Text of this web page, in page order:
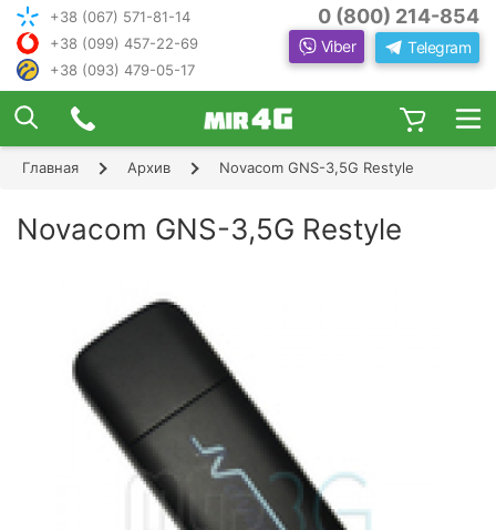
+38 (067) 571-81-14
+38 (099) 457-22-69
+38 (093) 479-05-17
0 (800) 214-854
Viber Telegram
Главная Архив Novacom GNS-3,5G Restyle
Novacom GNS-3,5G Restyle
ПОДОБРАТЬ ИНТЕРНЕТ С ИН
ЖЕНЕРОМ-
КОНСУЛЬТАНТОМ
Чтобы выбрать лучшего оператора и
оборудование, ответьте, пожалуйста, на
следую
щие вопросы:
пользоваться Интернетом?
×
Шаг 1